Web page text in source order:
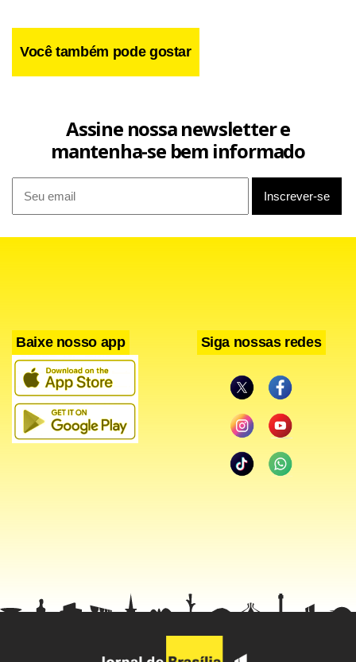
Você também pode gostar
Assine nossa newsletter e
mantenha-se bem informado
Baixe nosso app Siga nossas redes